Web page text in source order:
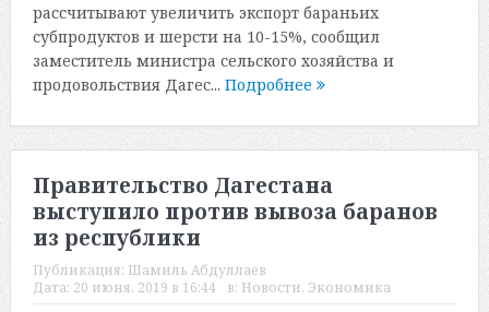
рассчитывают увеличить экспорт бараньих
субпродуктов и шерсти на 10-15%, сообщил
заместитель министра сельского хозяйства и
продовольствия Дагес... Подробнее
Правительство Дагестана
выступило против вывоза баранов
из республики
Публикация: Шамиль Абдуллаев
Дата: 20 июня, 2019 в 16:44 в: Новости, Экономика